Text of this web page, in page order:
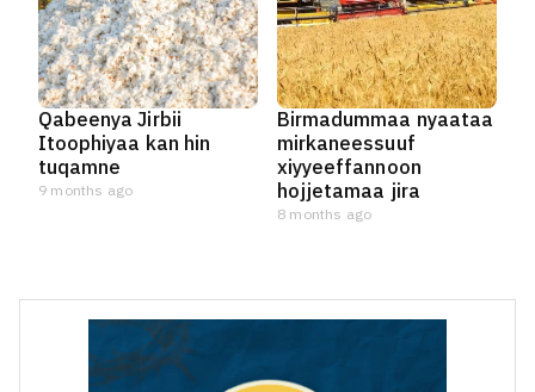
Qabeenya Jirbii
Itoophiyaa kan hin
tuqamne
9 months ago
Birmadummaa nyaataa
mirkaneessuuf
xiyyeeffannoon
hojjetamaa jira
8 months ago